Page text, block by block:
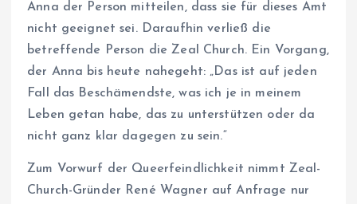
Anna der Person mitteilen, dass sie für dieses Amt
nicht geeignet sei. Daraufhin verließ die
betreffende Person die Zeal Church. Ein Vorgang,
der Anna bis heute nahegeht: „Das ist auf jeden
Fall das Beschämendste, was ich je in meinem
Leben getan habe, das zu unterstützen oder da
nicht ganz klar dagegen zu sein.“
Zum Vorwurf der Queerfeindlichkeit nimmt Zeal-
Church-Gründer René Wagner auf Anfrage nur